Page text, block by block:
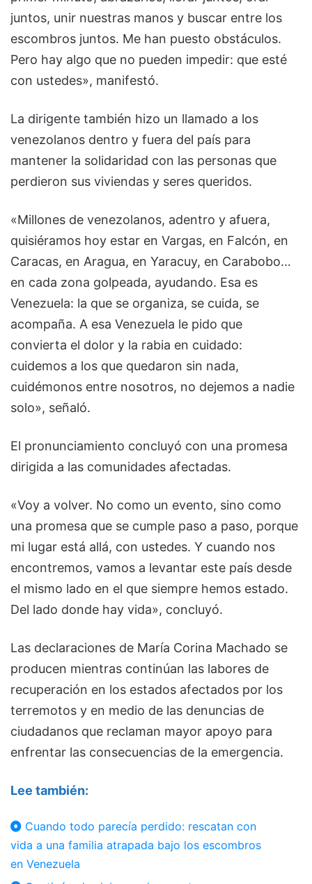
juntos, unir nuestras manos y buscar entre los
escombros juntos. Me han puesto obstáculos.
Pero hay algo que no pueden impedir: que esté
con ustedes», manifestó.
La dirigente también hizo un llamado a los
venezolanos dentro y fuera del país para
mantener la solidaridad con las personas que
perdieron sus viviendas y seres queridos.
«Millones de venezolanos, adentro y afuera,
quisiéramos hoy estar en Vargas, en Falcón, en
Caracas, en Aragua, en Yaracuy, en Carabobo…
en cada zona golpeada, ayudando. Esa es
Venezuela: la que se organiza, se cuida, se
acompaña. A esa Venezuela le pido que
convierta el dolor y la rabia en cuidado:
cuidemos a los que quedaron sin nada,
cuidémonos entre nosotros, no dejemos a nadie
solo», señaló.
El pronunciamiento concluyó con una promesa
dirigida a las comunidades afectadas.
«Voy a volver. No como un evento, sino como
una promesa que se cumple paso a paso, porque
mi lugar está allá, con ustedes. Y cuando nos
encontremos, vamos a levantar este país desde
el mismo lado en el que siempre hemos estado.
Del lado donde hay vida», concluyó.
Las declaraciones de María Corina Machado se
producen mientras continúan las labores de
recuperación en los estados afectados por los
terremotos y en medio de las denuncias de
ciudadanos que reclaman mayor apoyo para
enfrentar las consecuencias de la emergencia.
Lee también:
Cuando todo parecía perdido: rescatan con
vida a una familia atrapada bajo los escombros
en Venezuela